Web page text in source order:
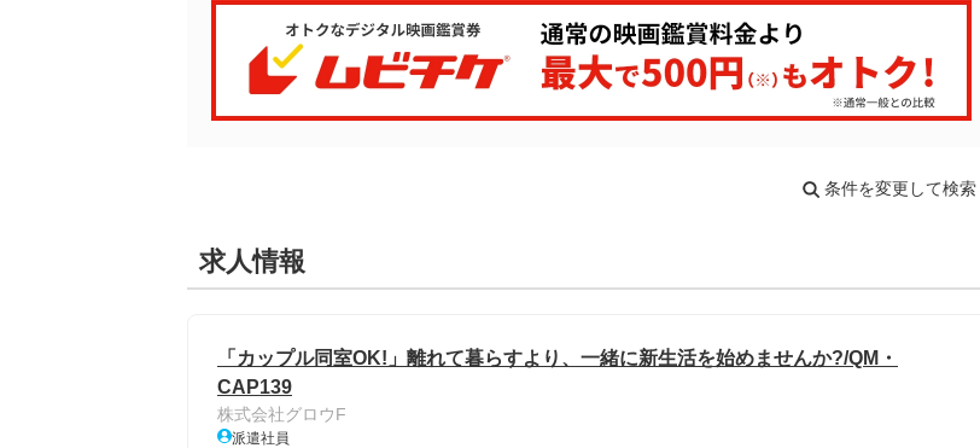
条件を変更して検索
求人情報
「カップル同室OK!」離れて暮らすより、一緒に新生活を始めませんか?/QM・
CAP139
株式会社グロウF
派遣社員